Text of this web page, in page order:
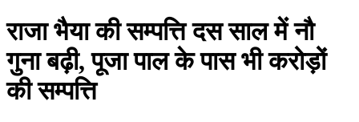
राजा भैया की सम्पत्ति दस साल में नौ
गुना बढ़ी, पूजा पाल के पास भी करोड़ों
की सम्पत्ति